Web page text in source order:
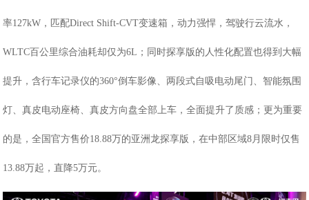
率127kW，匹配Direct Shift-CVT变速箱，动力强悍，驾驶行云流水，
WLTC百公里综合油耗却仅为6L；同时探享版的人性化配置也得到大幅
提升，含行车记录仪的360°倒车影像 、两段式自吸电动尾门、智能氛围
灯、真皮电动座椅 、真皮方向盘全部上车，全面提升了质感；更为重要
的是，全国官方售价18.88万的亚洲龙探享版，在中部区域8月限时仅售
13.88万起，直降5万元。